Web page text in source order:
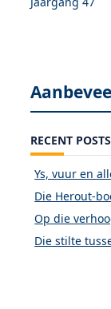
RECENT POSTS
Ys, vuur en
Die Herout-
Op die
Die stilte